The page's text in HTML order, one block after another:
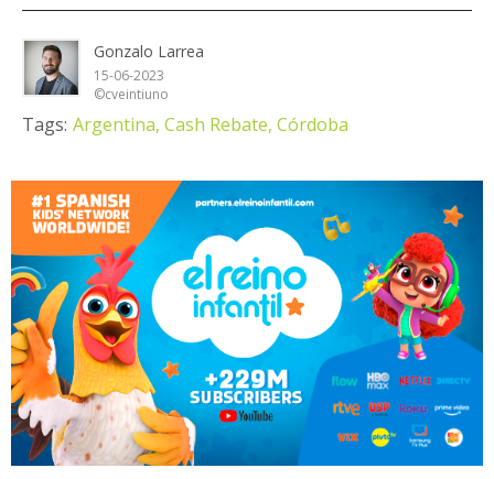
Gonzalo Larrea
15-06-2023
©cveintiuno
Tags: Argentina, Cash Rebate, Córdoba